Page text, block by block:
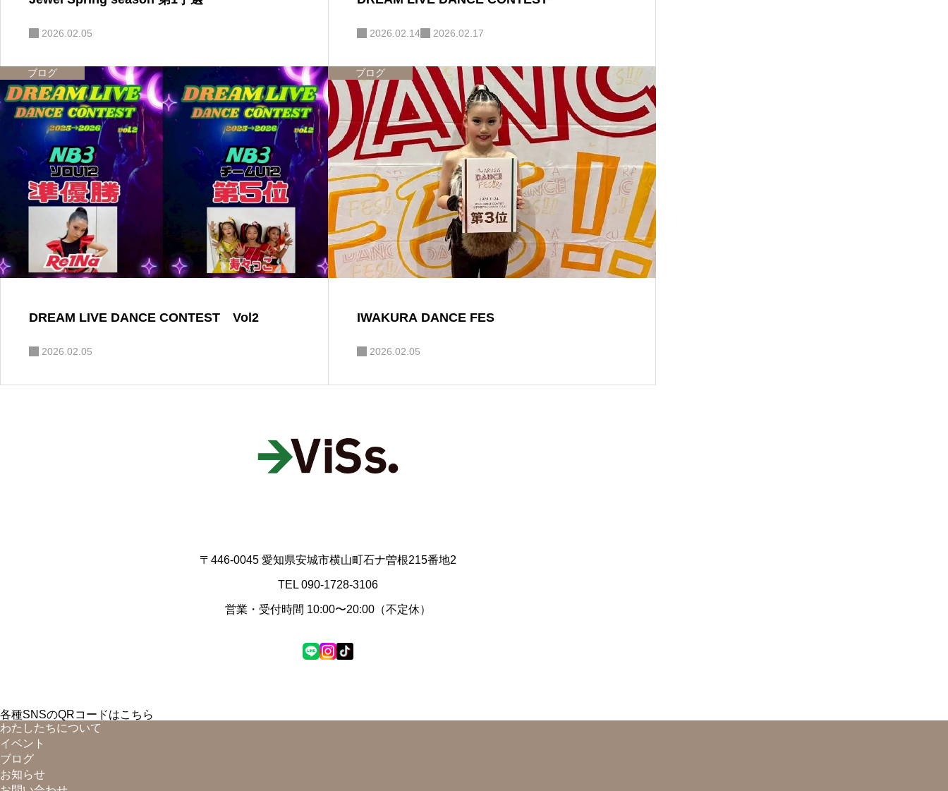
2026.02.05 2026.02.14 2026.02.17
ブログ
DREAM LIVE DANCE CONTEST Vol2
2026.02.05
ブログ
IWAKURA DANCE FES
2026.02.05
〒446-0045 愛知県安城市横山町石ナ曽根215番地2
TEL 090-1728-3106
営業・受付時間 10:00〜20:00（不定休）
各種SNSのQRコードはこちら
わたしたちについて
イベント
ブログ
お知らせ